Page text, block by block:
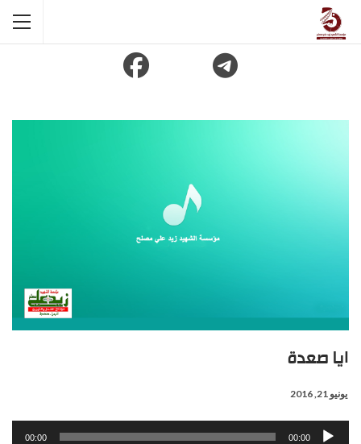
ايا صعدة
يونيو 21, 2016
مشغل
00:00
00:00